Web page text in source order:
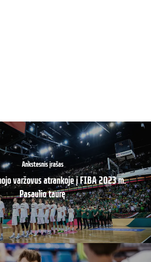
Ankstesnis įrašas
varžovus atrankoje į FIBA 2023 m.
Pasaulio taurę